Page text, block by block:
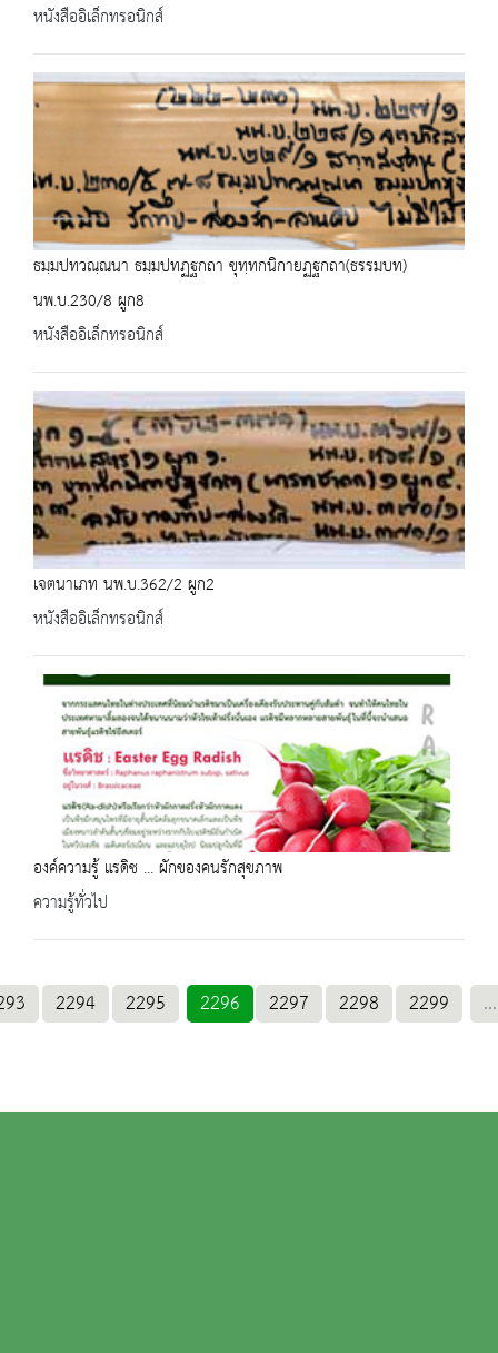
หนังสืออิเล็กทรอนิกส์
ธมฺมปทวณฺณนา ธมฺมปทฏฐกถา ขุทฺทกนิกายฏฐกถา(ธรรมบท)
นพ.บ.230/8 ผูก8
หนังสืออิเล็กทรอนิกส์
เจตนาเภท นพ.บ.362/2 ผูก2
หนังสืออิเล็กทรอนิกส์
องค์ความรู้ แรดิช ... ผักของคนรักสุขภาพ
ความรู้ทั่วไป
2294 2295 2296 2297 2298 2299 ...